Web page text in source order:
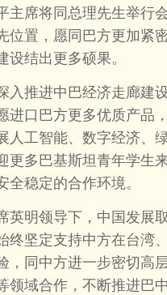
主席将同总理先生举行
位置，愿同巴方更加
结出更多硕果。
推进中巴经济走廊建
进口巴方更多优质产
人工智能、数字经济、
更多巴基斯坦青年学生
全稳定的合作环境。
明领导下，中国发展
终坚定支持中方在台湾
，同中方进一步密切高
领域合作，不断推进巴